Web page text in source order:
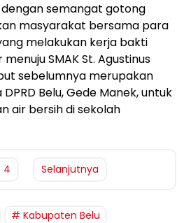
semangat gotong
masyarakat bersama para
melakukan kerja bakti
SMAK St. Agustinus
sebelumnya merupakan
Belu, Gede Manek, untuk
air bersih di sekolah
4 Selanjutnya
Kabupaten Belu